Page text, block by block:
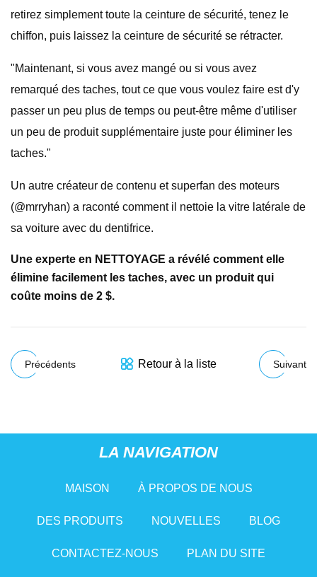
retirez simplement toute la ceinture de sécurité, tenez le
chiffon, puis laissez la ceinture de sécurité se rétracter.
"Maintenant, si vous avez mangé ou si vous avez
remarqué des taches, tout ce que vous voulez faire est d'y
passer un peu plus de temps ou peut-être même d'utiliser
un peu de produit supplémentaire juste pour éliminer les
taches."
Un autre créateur de contenu et superfan des moteurs
(@mrryhan) a raconté comment il nettoie la vitre latérale de
sa voiture avec du dentifrice.
Une experte en NETTOYAGE a révélé comment elle
élimine facilement les taches, avec un produit qui
coûte moins de 2 $.
Précédents Retour à la liste Suivant
LA NAVIGATION
MAISON À PROPOS DE NOUS
DES PRODUITS NOUVELLES BLOG
CONTACTEZ-NOUS PLAN DU SITE